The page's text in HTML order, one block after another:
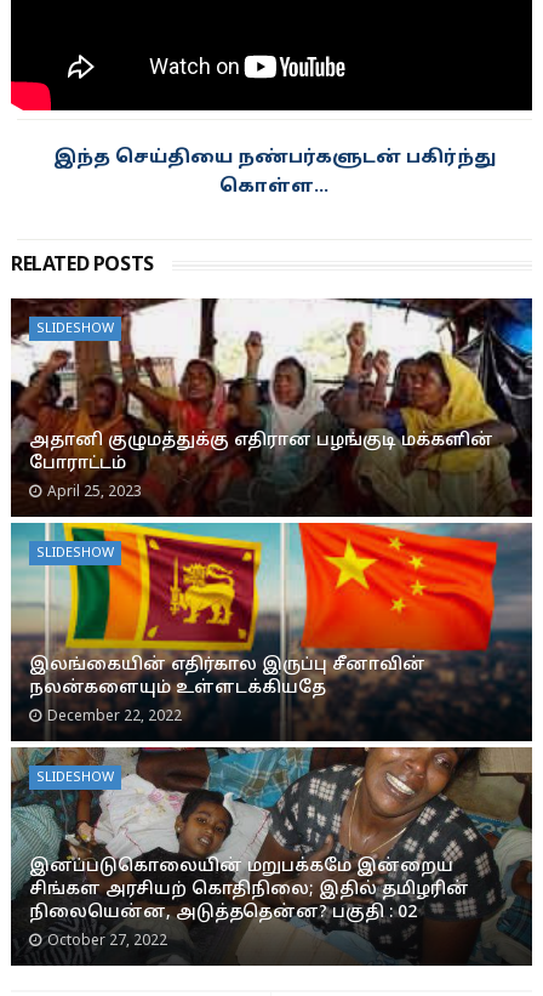
இந்த செய்தியை நண்பர்களுடன் பகிர்ந்து
கொள்ள...
RELATED POSTS
SLIDESHOW
அதானி குழுமத்துக்கு எதிரான பழங்குடி மக்களின்
போராட்டம்
April 25, 2023
SLIDESHOW
இலங்கையின் எதிர்கால இருப்பு சீனாவின்
நலன்களையும் உள்ளடக்கியதே
December 22, 2022
SLIDESHOW
இனப்படுகொலையின் மறுபக்கமே இன்றைய
சிங்கள அரசியற் கொதிநிலை; இதில் தமிழரின்
நிலையென்ன, அடுத்ததென்ன? பகுதி : 02
October 27, 2022